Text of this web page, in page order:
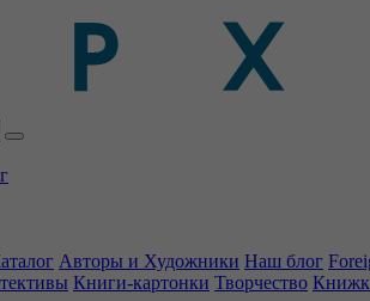
Авторы и Художники Наш блог
Книги-картонки Творчество